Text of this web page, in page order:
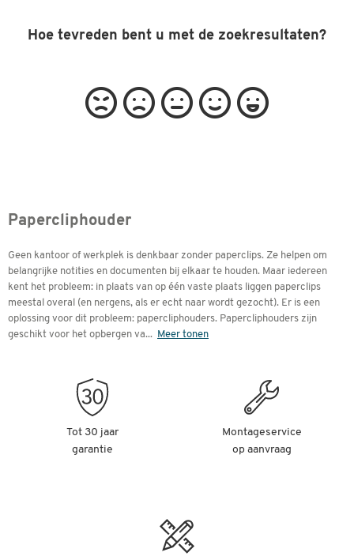
Hoe tevreden bent u met de zoekresultaten?
Papercliphouder
Geen kantoor of werkplek is denkbaar zonder paperclips. Ze helpen om
belangrijke notities en documenten bij elkaar te houden. Maar iedereen
kent het probleem: in plaats van op één vaste plaats liggen paperclips
meestal overal (en nergens, als er echt naar wordt gezocht). Er is een
oplossing voor dit probleem: papercliphouders. Papercliphouders zijn
geschikt voor het opbergen va... Meer tonen
Tot 30 jaar
garantie
Montageservice
op aanvraag